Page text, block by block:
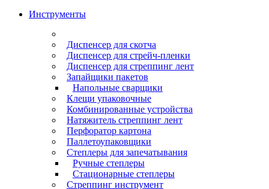
Инструменты
Диспенсер для скотча
Диспенсер для стрейч-пленки
Диспенсер для стреппинг лент
Запайщики пакетов
Напольные сварщики
Клещи упаковочные
Комбинированные устройства
Натяжитель стреппинг лент
Перфоратор картона
Паллетоупаковщики
Степлеры для запечатывания
Ручные степлеры
Стационарные степлеры
Стреппинг инструмент